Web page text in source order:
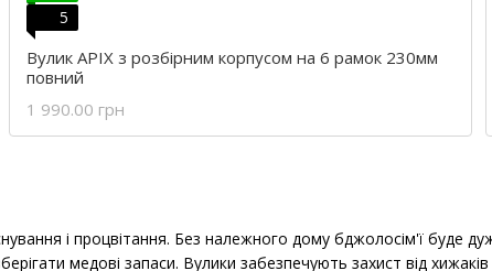
і процвітання. Без належного дому бджолосім'ї буде
медові запаси. Вулики забезпечують захист від
5
Вулик APIX з розбірним корпусом на 6 рамок 230мм
повний
1 990.00 грн